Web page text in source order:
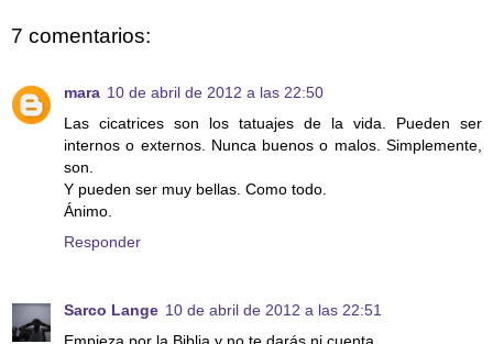
7 comentarios:
mara 10 de abril de 2012 a las 22:50
Las cicatrices son los tatuajes de la vida. Pueden ser
internos o externos. Nunca buenos o malos. Simplemente,
son.
Y pueden ser muy bellas. Como todo.
Ánimo.
Responder
Sarco Lange 10 de abril de 2012 a las 22:51